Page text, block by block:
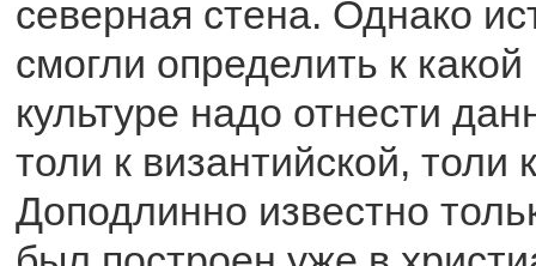
северная стена. Однако
смогли определить к
культуре надо отнести
толи к византийской, толи
Доподлинно известно